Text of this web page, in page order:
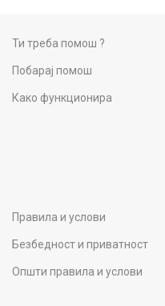
Ти треба помош ?
Побарај помош
Како функционира
Правила и услови
Безбедност и приватност
Општи правила и услови